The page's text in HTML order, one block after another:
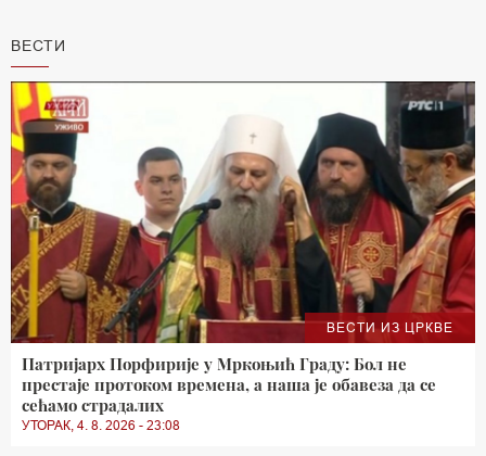
ВЕСТИ
ВЕСТИ ИЗ ЦРКВЕ
Патријарх Порфирије у Мркоњић Граду: Бол не
престаје протоком времена, а наша је обавеза да се
сећамо страдалих
УТОРАК, 4. 8. 2026 - 23:08